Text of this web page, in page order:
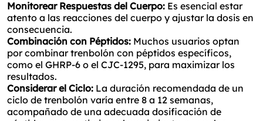
Monitorear Respuestas del Cuerpo: Es esencial estar
atento a las reacciones del cuerpo y ajustar la dosis en
consecuencia.
Combinación con Péptidos: Muchos usuarios optan
por combinar trenbolón con péptidos específicos,
como el GHRP-6 o el CJC-1295, para maximizar los
resultados.
Considerar el Ciclo: La duración recomendada de un
ciclo de trenbolón varía entre 8 a 12 semanas,
acompañado de una adecuada dosificación de